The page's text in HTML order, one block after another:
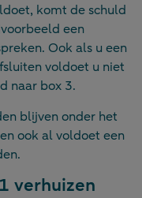
komt de schuld
een
Ook als u een
voldoet u niet
naar box 3.
blijven onder het
ook al voldoet een
verhuizen